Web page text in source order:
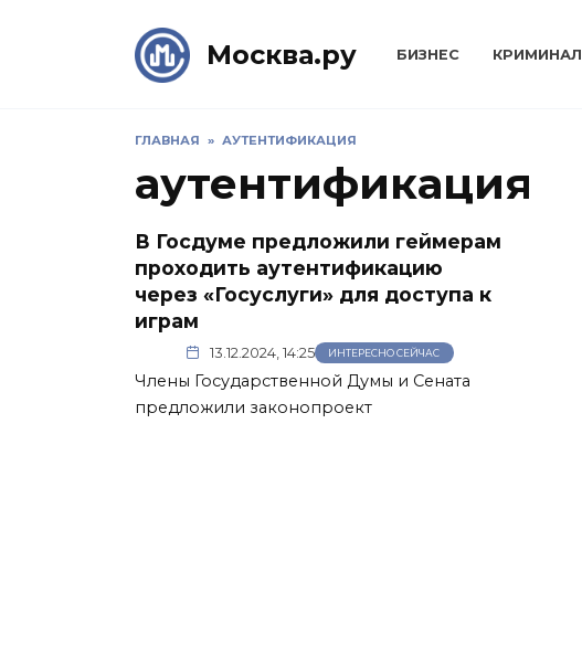
Москва.ру БИЗНЕС КРИМИНАЛ
ГЛАВНАЯ » АУТЕНТИФИКАЦИЯ
аутентификация
В Госдуме предложили геймерам
проходить аутентификацию
через «Госуслуги» для доступа к
играм
13.12.2024, 14:25 ИНТЕРЕСНО СЕЙЧАС
Члены Государственной Думы и Сената
предложили законопроект